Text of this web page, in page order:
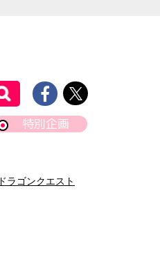
特別企画
ドラゴンクエスト